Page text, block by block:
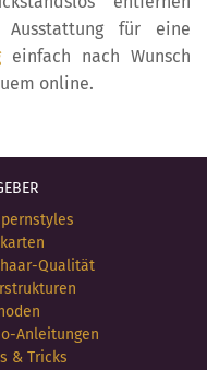
für eine
einfach nach Wunsch
online.
Qualität
Anleitungen
& Tricks